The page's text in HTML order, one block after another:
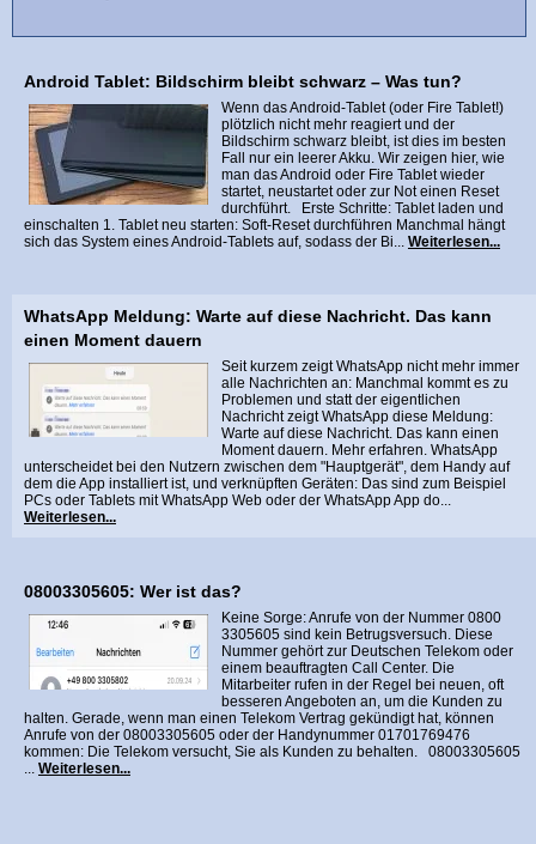
Android Tablet: Bildschirm bleibt schwarz – Was tun?
Wenn das Android-Tablet (oder Fire Tablet!)
plötzlich nicht mehr reagiert und der
Bildschirm schwarz bleibt, ist dies im besten
Fall nur ein leerer Akku. Wir zeigen hier, wie
man das Android oder Fire Tablet wieder
startet, neustartet oder zur Not einen Reset
durchführt. Erste Schritte: Tablet laden und
einschalten 1. Tablet neu starten: Soft-Reset durchführen Manchmal hängt
sich das System eines Android-Tablets auf, sodass der Bi... Weiterlesen...
WhatsApp Meldung: Warte auf diese Nachricht. Das kann
einen Moment dauern
Seit kurzem zeigt WhatsApp nicht mehr immer
alle Nachrichten an: Manchmal kommt es zu
Problemen und statt der eigentlichen
Nachricht zeigt WhatsApp diese Meldung:
Warte auf diese Nachricht. Das kann einen
Moment dauern. Mehr erfahren. WhatsApp
unterscheidet bei den Nutzern zwischen dem "Hauptgerät", dem Handy auf
dem die App installiert ist, und verknüpften Geräten: Das sind zum Beispiel
PCs oder Tablets mit WhatsApp Web oder der WhatsApp App do...
Weiterlesen...
08003305605: Wer ist das?
Keine Sorge: Anrufe von der Nummer 0800
3305605 sind kein Betrugsversuch. Diese
Nummer gehört zur Deutschen Telekom oder
einem beauftragten Call Center. Die
Mitarbeiter rufen in der Regel bei neuen, oft
besseren Angeboten an, um die Kunden zu
halten. Gerade, wenn man einen Telekom Vertrag gekündigt hat, können
Anrufe von der 08003305605 oder der Handynummer 01701769476
kommen: Die Telekom versucht, Sie als Kunden zu behalten. 08003305605
... Weiterlesen...